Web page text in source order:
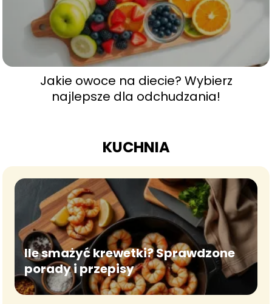
Jakie owoce na diecie? Wybierz
najlepsze dla odchudzania!
KUCHNIA
Ile smażyć krewetki? Sprawdzone
porady i przepisy